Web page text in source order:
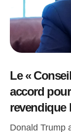
Le «
accord
revendique
Donald Trump